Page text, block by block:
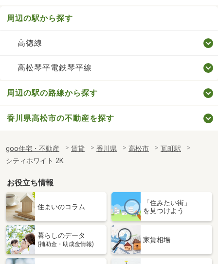
周辺の駅から探す
高徳線
高松琴平電鉄琴平線
周辺の駅の路線から探す
香川県高松市の不動産を探す
goo住宅・不動産 賃貸 香川県 高松市
瓦町駅
シティホワイト 2K
お役立ち情報
住まいのコラム
「住みたい街」
を見つけよう
暮らしのデータ
(補助金・助成金情報)
家賃相場